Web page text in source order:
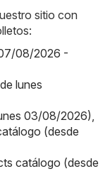
sitio con
08/2026 -
lunes
03/08/2026)
(desde
catálogo (desde